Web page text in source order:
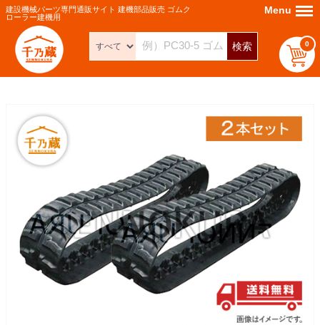
建設機械パーツ専門通販サイト 建機部品販売 ゴムク
ローラー建機用
検索 0
Menu Menu